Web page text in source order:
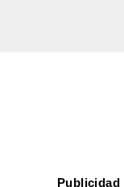
Publicidad